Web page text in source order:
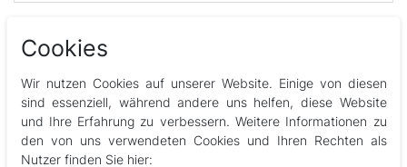
Vollgewinde, 4CUT
Für die Befestigung der Whirlpool Kopfkissen
2 Stück 3,5x25 Torx T15 Rostfreier Edelstahl A2
Abbildungen können vom Original abweichen.
Cookies
Wir nutzen Cookies auf unserer Website. Einige von diesen
sind essenziell, während andere uns helfen, diese Website
und Ihre Erfahrung zu verbessern. Weitere Informationen zu
den von uns verwendeten Cookies und Ihren Rechten als
Nutzer finden Sie hier: